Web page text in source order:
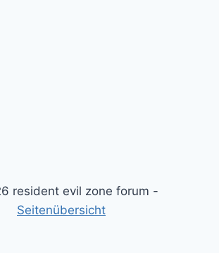
resident evil zone forum -
Seitenübersicht